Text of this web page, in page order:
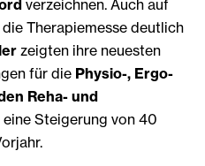
verzeichnen. Auch auf
Therapiemesse deutlich
zeigten ihre neuesten
für die Physio-, Ergo-
Reha- und
eine Steigerung von 40